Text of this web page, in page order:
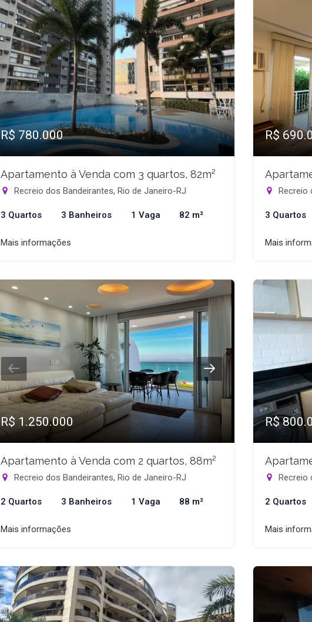
R$ 780.000
Apartamento à Venda com 3 quartos, 82m²
Recreio dos Bandeirantes, Rio de Janeiro-RJ
3 Quartos 3 Banheiros 1 Vaga 82 m²
Mais informações
R$
Recreio
3 Quartos
Mais
R$ 1.250.000
Apartamento à Venda com 2 quartos, 88m²
Recreio dos Bandeirantes, Rio de Janeiro-RJ
2 Quartos 3 Banheiros 1 Vaga 88 m²
Mais informações
R$
Recreio
2 Quartos
Mais